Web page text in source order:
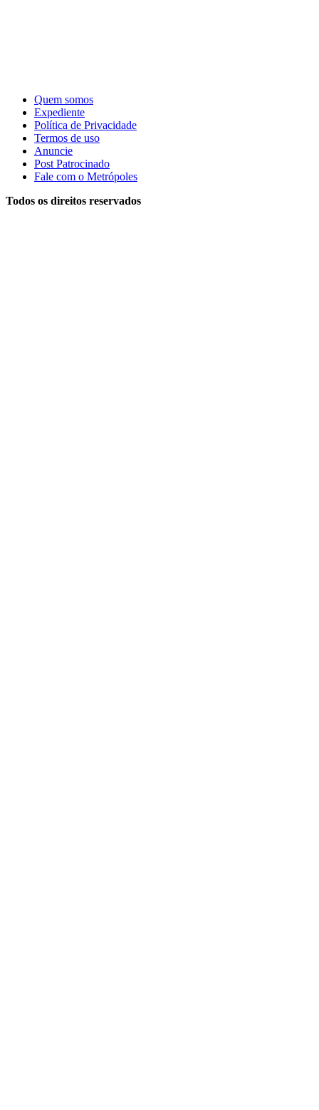
Quem somos
Expediente
Política de Privacidade
Termos de uso
Anuncie
Post Patrocinado
Fale com o Metrópoles
Todos os direitos reservados